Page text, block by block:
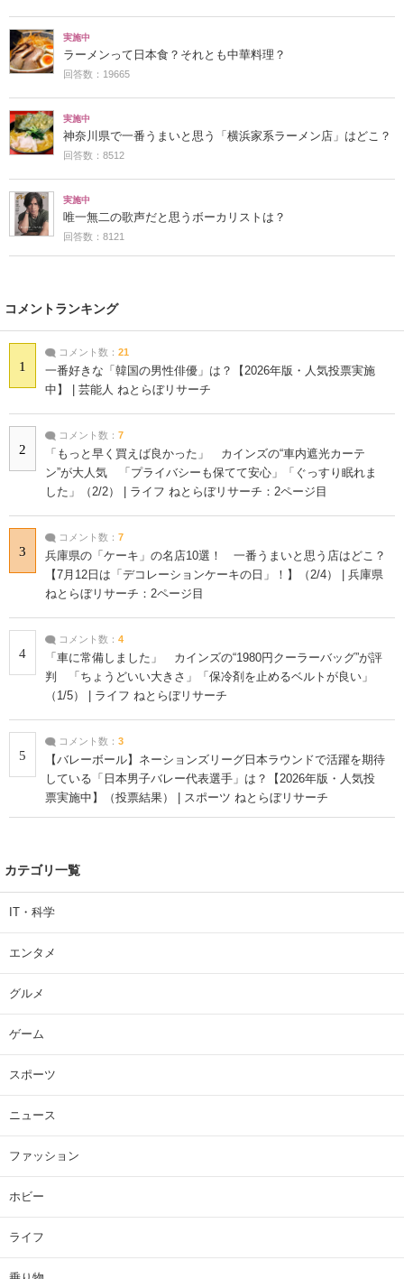
実施中
ラーメンって日本食？それとも中華料理？
回答数：19665
実施中
神奈川県で一番うまいと思う「横浜家系ラーメン店」はどこ？
回答数：8512
実施中
唯一無二の歌声だと思うボーカリストは？
回答数：8121
コメントランキング
1
コメント数： 21
一番好きな「韓国の男性俳優」は？【2026年版・人気投票実施
中】 | 芸能人 ねとらぼリサーチ
2
コメント数： 7
「もっと早く買えば良かった」 カインズの“車内遮光カーテ
ン”が大人気 「プライバシーも保てて安心」「ぐっすり眠れま
した」（2/2） | ライフ ねとらぼリサーチ：2ページ目
3
コメント数： 7
兵庫県の「ケーキ」の名店10選！ 一番うまいと思う店はどこ？
【7月12日は「デコレーションケーキの日」！】（2/4） | 兵庫県
ねとらぼリサーチ：2ページ目
4
コメント数： 4
「車に常備しました」 カインズの“1980円クーラーバッグ”が評
判 「ちょうどいい大きさ」「保冷剤を止めるベルトが良い」
（1/5） | ライフ ねとらぼリサーチ
5
コメント数： 3
【バレーボール】ネーションズリーグ日本ラウンドで活躍を期待
している「日本男子バレー代表選手」は？【2026年版・人気投
票実施中】（投票結果） | スポーツ ねとらぼリサーチ
カテゴリ一覧
IT・科学
エンタメ
グルメ
ゲーム
スポーツ
ニュース
ファッション
ホビー
ライフ